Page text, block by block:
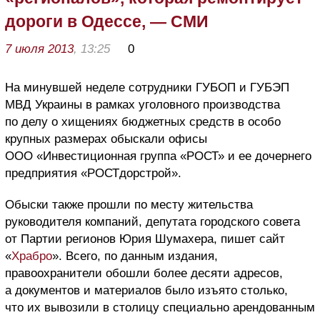
дороги в Одессе, — СМИ
7 июля 2013, 13:25 0
На минувшей неделе сотрудники ГУБОП и ГУБЭП
МВД Украины в рамках уголовного производства
по делу о хищениях бюджетных средств в особо
крупных размерах обыскали офисы
ООО «Инвестиционная группа «РОСТ» и ее дочернего
предприятия «РОСТдорстрой».
Обыски также прошли по месту жительства
руководителя компаний, депутата городского совета
от Партии регионов Юрия Шумахера, пишет сайт
«Храбро». Всего, по данным издания,
правоохранители обошли более десяти адресов,
а документов и материалов было изъято столько,
что их вывозили в столицу специально арендованным